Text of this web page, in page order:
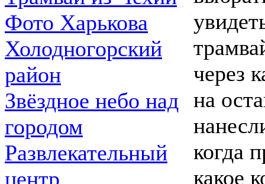
Фото Харькова
Холодногорский
район
Звёздное небо над
городом
Развлекательный
центр
через
на
когда
какое